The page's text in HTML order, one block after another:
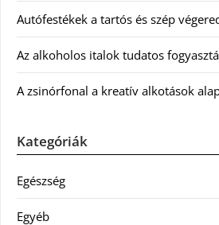
Autófestékek a tartós és szép
Az alkoholos italok tudatos
A zsinórfonal a kreatív alkotások
Kategóriák
Egészség
Egyéb